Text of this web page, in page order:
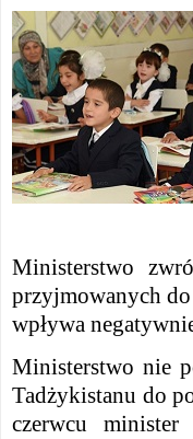
Ministerstwo
przyjmowanych
wpływa
Ministerstwo nie
Tadżykistanu do
czerwcu